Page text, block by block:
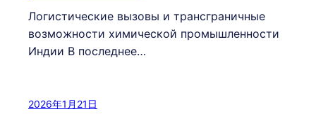
Логистические вызовы и трансграничные
возможности химической промышленности
Индии В последнее…
2026年1月21日